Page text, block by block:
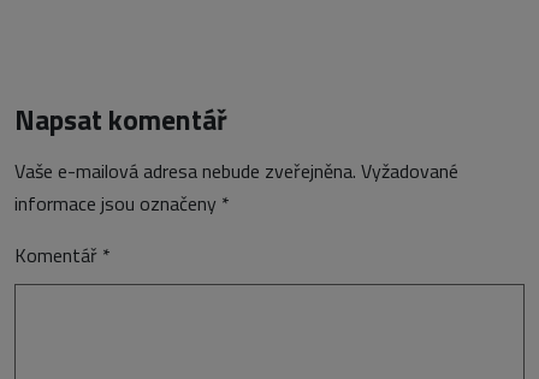
Napsat komentář
Vaše e-mailová adresa nebude zveřejněna. Vyžadované
informace jsou označeny *
Komentář *